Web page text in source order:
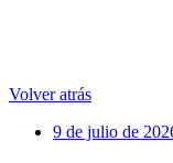
Volver atrás
9 de julio de